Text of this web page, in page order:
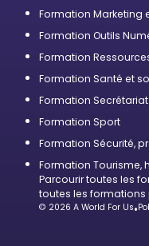
Formation Marketing
Formation Outils
Formation
Formation Santé et
Formation
Formation Sport
Formation Sécurité,
Formation Tourisme,
Parcourir toutes les
toutes les
© 2026 A World For Us•